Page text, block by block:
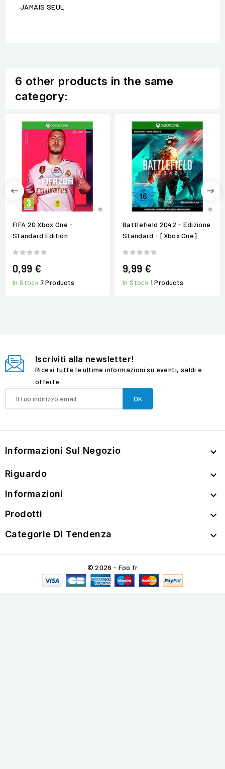
JAMAIS SEUL
6 other products in the same
category:
FIFA 20 Xbox One -
Standard Edition
0,99 €
In Stock 7 Products
Battlefield 2042 - Edizione
Standard - [Xbox One]
9,99 €
In Stock 1 Products
Iscriviti alla newsletter!
Ricevi tutte le ultime informazioni su eventi, saldi e
offerte.
Informazioni Sul Negozio 
Riguardo 
Informazioni 
Prodotti 
Categorie Di Tendenza 
© 2026 - Foo.fr